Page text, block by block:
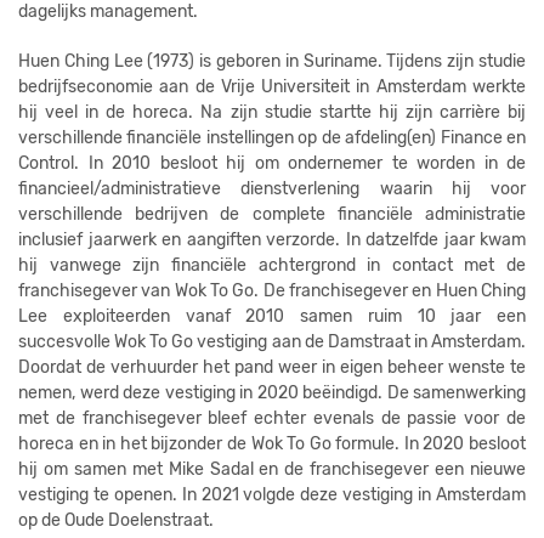
dagelijks management.
Huen Ching Lee (1973) is geboren in Suriname. Tijdens zijn studie
bedrijfseconomie aan de Vrije Universiteit in Amsterdam werkte
hij veel in de horeca. Na zijn studie startte hij zijn carrière bij
verschillende financiële instellingen op de afdeling(en) Finance en
Control. In 2010 besloot hij om ondernemer te worden in de
financieel/administratieve dienstverlening waarin hij voor
verschillende bedrijven de complete financiële administratie
inclusief jaarwerk en aangiften verzorde. In datzelfde jaar kwam
hij vanwege zijn financiële achtergrond in contact met de
franchisegever van Wok To Go. De franchisegever en Huen Ching
Lee exploiteerden vanaf 2010 samen ruim 10 jaar een
succesvolle Wok To Go vestiging aan de Damstraat in Amsterdam.
Doordat de verhuurder het pand weer in eigen beheer wenste te
nemen, werd deze vestiging in 2020 beëindigd. De samenwerking
met de franchisegever bleef echter evenals de passie voor de
horeca en in het bijzonder de Wok To Go formule. In 2020 besloot
hij om samen met Mike Sadal en de franchisegever een nieuwe
vestiging te openen. In 2021 volgde deze vestiging in Amsterdam
op de Oude Doelenstraat.